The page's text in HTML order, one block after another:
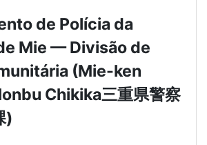
de Polícia da
Mie — Divisão de
(Mie-ken
Chikika三重県警察
)